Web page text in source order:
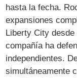
hasta la fecha.
expansiones
Liberty City
compañía ha
independientes.
simultáneamente